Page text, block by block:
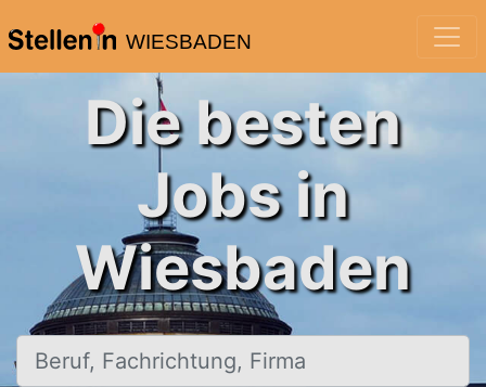
WIESBADEN
Die besten
Jobs in
Wiesbaden
Beruf, Fachrichtung, Firma